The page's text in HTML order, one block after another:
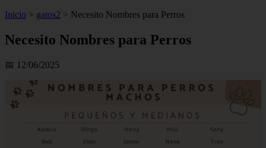
Inicio > gatos2 > Necesito Nombres para Perros
Necesito Nombres para Perros
📅 12/06/2025